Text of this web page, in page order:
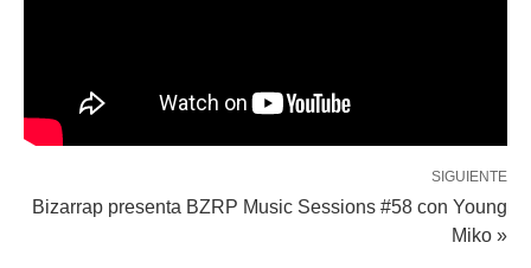
SIGUIENTE
Bizarrap presenta BZRP Music Sessions #58 con Young
Miko »